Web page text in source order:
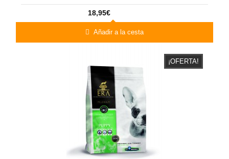
y arroz integral
18,95€
Añadir a la cesta
¡OFERTA!